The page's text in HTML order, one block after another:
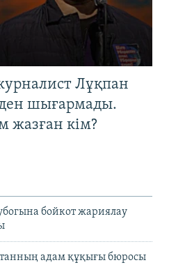
Лұқпан
шығармады.
жазған кім?
бойкот жариялау
адам құқығы бюросы